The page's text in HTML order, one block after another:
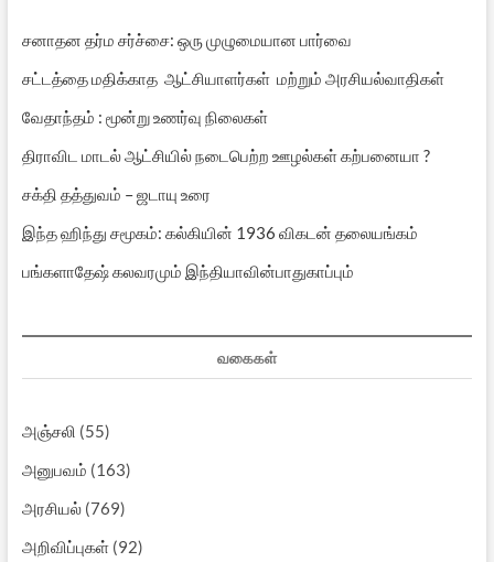
சனாதன தர்ம சர்ச்சை: ஒரு முழுமையான பார்வை
சட்டத்தை மதிக்காத ஆட்சியாளர்கள் மற்றும் அரசியல்வாதிகள்
வேதாந்தம் : மூன்று உணர்வு நிலைகள்
திராவிட மாடல் ஆட்சியில் நடைபெற்ற ஊழல்கள் கற்பனையா ?
சக்தி தத்துவம் – ஜடாயு உரை
இந்த ஹிந்து சமூகம்: கல்கியின் 1936 விகடன் தலையங்கம்
பங்களாதேஷ் கலவரமும் இந்தியாவின்பாதுகாப்பும்
வகைகள்
அஞ்சலி (55)
அனுபவம் (163)
அரசியல்(769)
அறிவிப்புகள்(92)